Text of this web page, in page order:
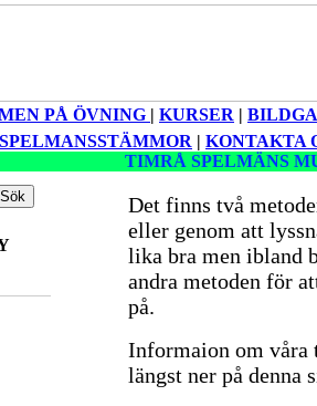
PÅ ÖVNING | KURSER |
SPELMANSSTÄMMOR | KONTAKTA
TIMRÅ SPELMÄNS
Det finns två
eller genom att
lika bra men ibland
andra metoden för
på.
Informaion om våra
längst ner på denna